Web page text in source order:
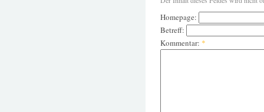
Homepage:
Betreff:
Kommentar: *